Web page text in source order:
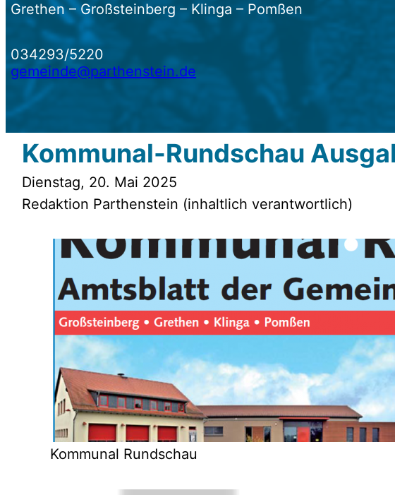
Grethen – Großsteinberg – Klinga – Pomßen
034293/5220
gemeinde@parthenstein.de
Kommunal-Rundschau
Dienstag, 20. Mai 2025
Redaktion Parthenstein (inhaltlich verantwortlich)
Kommunal Rundschau